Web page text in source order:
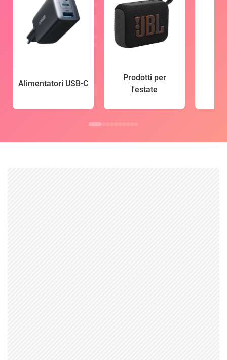
Alimentatori USB-C
Prodotti per
l'estate